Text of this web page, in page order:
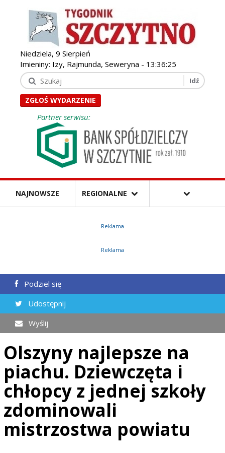
Niedziela, 9 Sierpień
Imieniny: Izy, Rajmunda, Seweryna - 13:36:26
ZGŁOŚ WYDARZENIE
Partner serwisu:
NAJNOWSZE REGIONALNE
Reklama
Reklama
Podziel się
Udostępnij
Wyślij
Olszyny najlepsze na
piachu. Dziewczęta i
chłopcy z jednej szkoły
zdominowali
mistrzostwa powiatu